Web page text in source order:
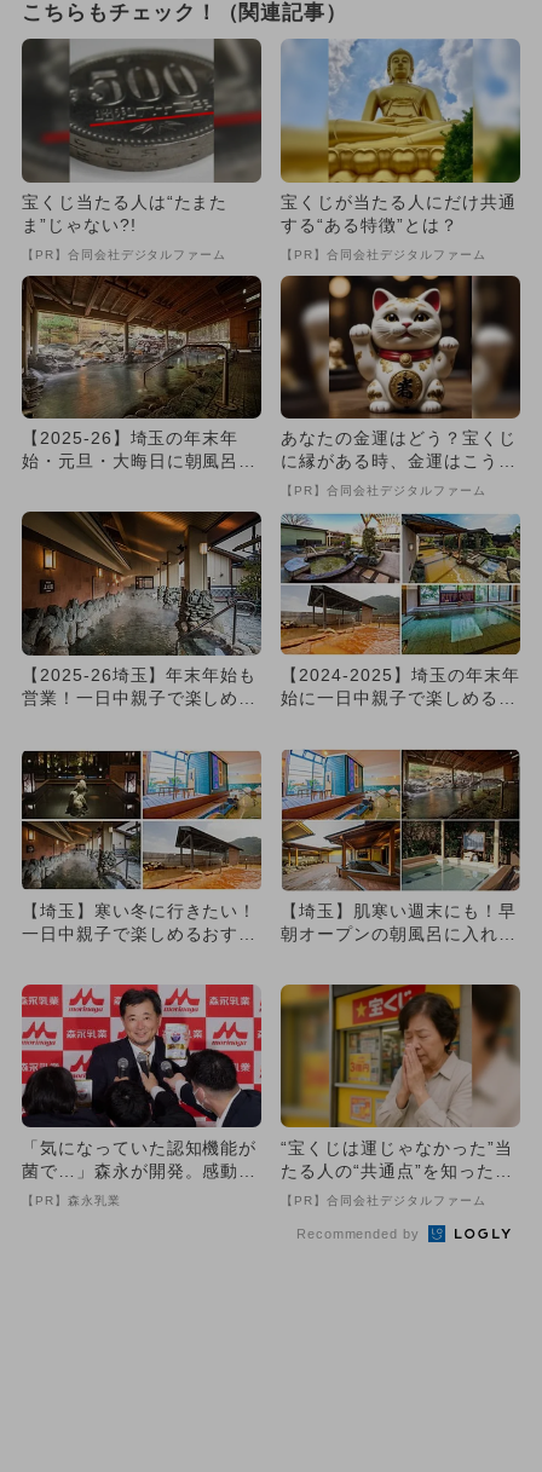
こちらもチェック！（関連記事）
宝くじ当たる人は“たまた
ま”じゃない?!
【PR】合同会社デジタルファーム
宝くじが当たる人にだけ共通
する“ある特徴”とは？
【PR】合同会社デジタルファーム
【2025-26】埼玉の年末年
始・元旦・大晦日に朝風呂！
あなたの金運はどう？宝くじ
に縁がある時、金運はこう変
わる
【PR】合同会社デジタルファーム
【2025-26埼玉】年末年始も
営業！一日中親子で楽しめる
【2024-2025】埼玉の年末年
始に一日中親子で楽しめる！
【埼玉】寒い冬に行きたい！
一日中親子で楽しめるおすす
【埼玉】肌寒い週末にも！早
朝オープンの朝風呂に入れる
「気になっていた認知機能が
菌で…」森永が開発。感動の
70代続出
【PR】森永乳業
“宝くじは運じゃなかった”当
たる人の“共通点”を知っただ
け
【PR】合同会社デジタルファーム
Recommended by